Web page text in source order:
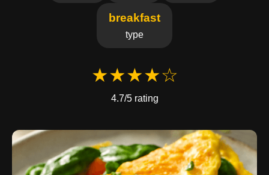
breakfast
type
★★★★☆
4.7/5 rating